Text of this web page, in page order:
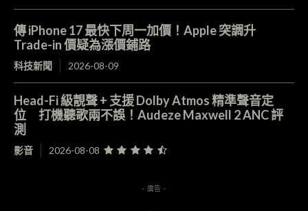
傳 iPhone 17 最快下周一加價！Apple 突調升
Trade-in 價疑為漲價鋪路
科技新聞 2026-08-09
Head-Fi 級靚聲 + 支援 Dolby Atmos 精準聲音定
位 打機聽歌兩不誤！Audeze Maxwell 2 ANC 評
測
影音 2026-08-08
- 廣告 -